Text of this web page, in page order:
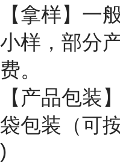
【拿样】一
小样，部分
费。
【产品包装
袋包装（可
)